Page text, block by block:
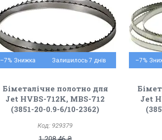
–7% Залишилось 7 днів
Біметалічне полотно для
Jet HVBS-712K, MBS-712
(3851-20-0.9-6/10-2362)
929379
–7%
Jet